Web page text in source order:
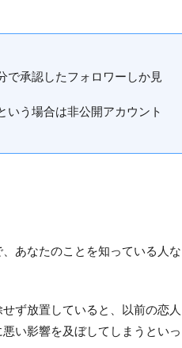
で承認したフォロワーしか見
いう場合は非公開アカウント
あなたのことを知っている人な
ず放置していると、以前の恋人
い影響を及ぼしてしまうといっ